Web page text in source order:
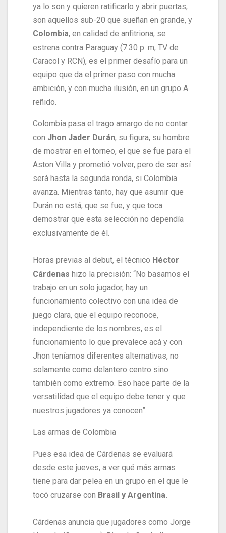
ya lo son y quieren ratificarlo y abrir puertas,
son aquellos sub-20 que sueñan en grande, y
Colombia, en calidad de anfitriona, se
estrena contra Paraguay (7:30 p. m, TV de
Caracol y RCN), es el primer desafío para un
equipo que da el primer paso con mucha
ambición, y con mucha ilusión, en un grupo A
reñido.
Colombia pasa el trago amargo de no contar
con Jhon Jader Durán, su figura, su hombre
de mostrar en el torneo, el que se fue para el
Aston Villa y prometió volver, pero de ser así
será hasta la segunda ronda, si Colombia
avanza. Mientras tanto, hay que asumir que
Durán no está, que se fue, y que toca
demostrar que esta selección no dependía
exclusivamente de él.
Horas previas al debut, el técnico Héctor
Cárdenas hizo la precisión: “No basamos el
trabajo en un solo jugador, hay un
funcionamiento colectivo con una idea de
juego clara, que el equipo reconoce,
independiente de los nombres, es el
funcionamiento lo que prevalece acá y con
Jhon teníamos diferentes alternativas, no
solamente como delantero centro sino
también como extremo. Eso hace parte de la
versatilidad que el equipo debe tener y que
nuestros jugadores ya conocen”.
Las armas de Colombia
Pues esa idea de Cárdenas se evaluará
desde este jueves, a ver qué más armas
tiene para dar pelea en un grupo en el que le
tocó cruzarse con Brasil y Argentina.
Cárdenas anuncia que jugadores como Jorge